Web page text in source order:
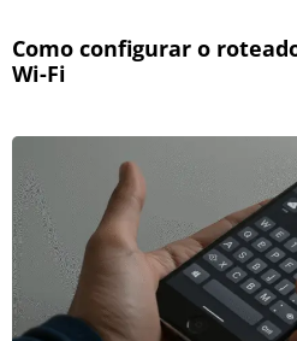
Como configurar o
Wi-Fi